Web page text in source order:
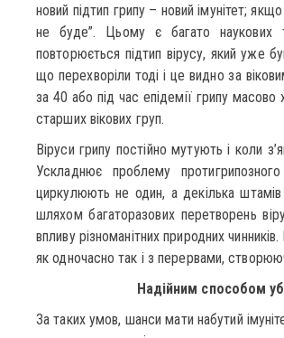
новий підтип грипу – новий імунітет;
не буде”. Цьому є багато наукових
повторюється підтип вірусу, який уже
що перехворіли тоді і це видно за
за 40 або під час епідемії грипу
старших вікових груп.
Віруси грипу постійно мутують і коли
Ускладнює проблему
циркулюють не один, а декілька штамів
шляхом багаторазових перетворень
впливу різноманітних природних
як одночасно так і з перервами,
Надійним способом
За таких умов, шанси мати набутий